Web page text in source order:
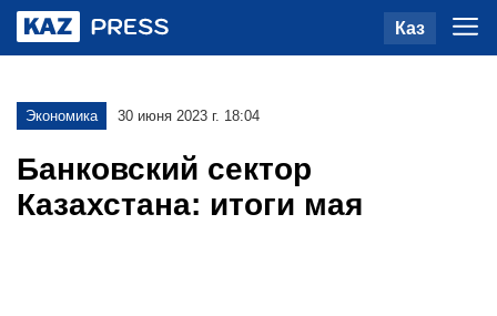
Каз
Экономика 30 июня 2023 г. 18:04
Банковский сектор
Казахстана: итоги мая